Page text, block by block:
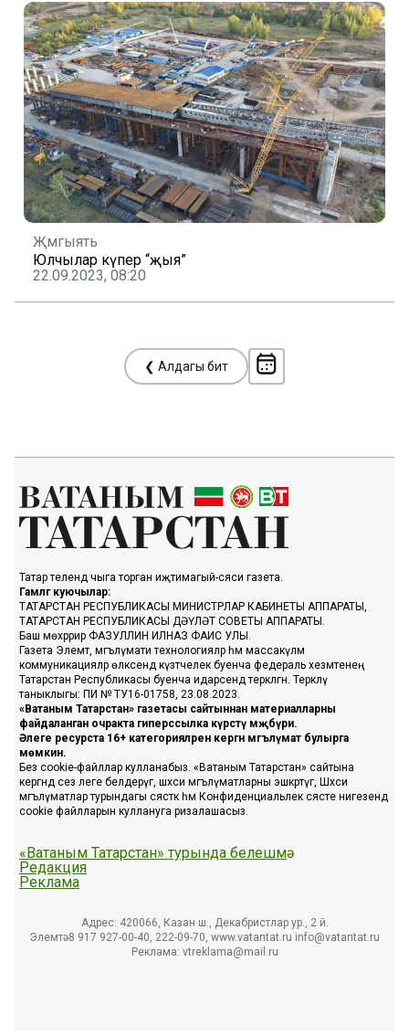
Җәмгыять
Юлчылар күпер “җыя”
22.09.2023, 08:20
❮ Алдагы бит
Татар телендә чыга торган иҗтимагый-сәяси газета.
Гамәлгә куючылар:
ТАТАРСТАН РЕСПУБЛИКАСЫ МИНИСТРЛАР КАБИНЕТЫ АППАРАТЫ,
ТАТАРСТАН РЕСПУБЛИКАСЫ ДӘҮЛӘТ СОВЕТЫ АППАРАТЫ.
Баш мөхәррир ФАЗУЛЛИН ИЛНАЗ ФАИС УЛЫ.
Газета Элемтә, мәгълүмати технологияләр һәм массакүләм
коммуникацияләр өлкәсендә күзәтчелек буенча федераль хезмәтенең
Татарстан Республикасы буенча идарәсендә теркәлгән. Теркәлү
таныклыгы: ПИ № ТУ16-01758, 23.08.2023.
«Ватаным Татарстан» газетасы сайтыннан материалларны
файдаланган очракта гиперссылка күрсәтү мәҗбүри.
Әлеге ресурста 16+ категорияләренә кергән мәгълүмат булырга
мөмкин.
Без cookie-файллар кулланабыз. «Ватаным Татарстан» сайтына
кергәндә сез әлеге белдерүгә, шәхси мәгълүматларны эшкәртүгә, Шәхси
мәгълүматлар турындагы сәясәткә һәм Конфиденциальлек сәясәте нигезендә
cookie файлларын куллануга ризалашасыз.
«Ватаным Татарстан» турында белешмә
Редакция
Реклама
Адрес: 420066, Казан ш., Декабристлар ур., 2 й.
Элемтә: 8 917 927-00-40, 222-09-70, www.vatantat.ru info@vatantat.ru
Реклама: vtreklama@mail.ru